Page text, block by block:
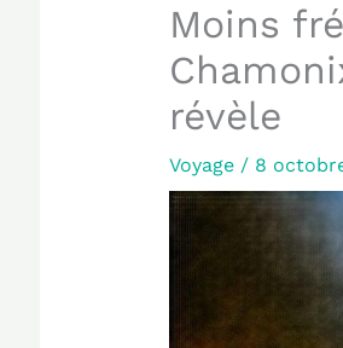
Moins
révèle
Voyage/ 8